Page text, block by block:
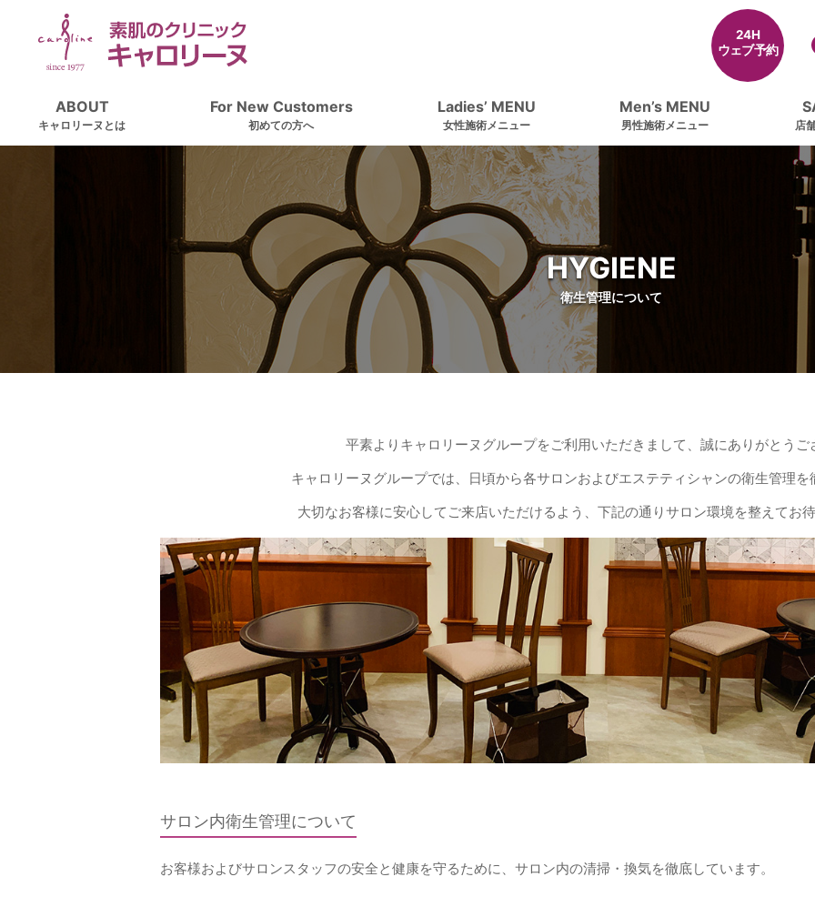
ABOUT
キャロリーヌとは
For New Customers
初めての方へ
Ladies’ MENU
女性施術メニュー
Men’s MENU
男性施術メニュー 店
24H
ウェブ予約
HYGIENE
衛生管理について
平素よりキャロリーヌグループをご利用いただきまして、誠にありがとうご
キャロリーヌグループでは、日頃から各サロンおよびエステティシャンの衛生管理を
大切なお客様に安心してご来店いただけるよう、下記の通りサロン環境を整えてお
サロン内衛生管理について
お客様およびサロンスタッフの安全と健康を守るために、サロン内の清掃・換気を徹底しています。